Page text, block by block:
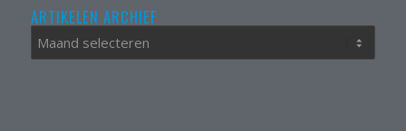
ARTIKELEN ARCHIEF